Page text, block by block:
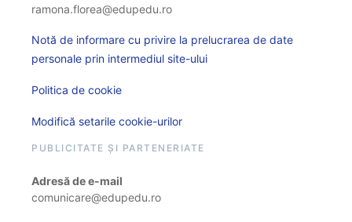
ramona.florea@edupedu.ro
Notă de informare cu privire la prelucrarea de date
personale prin intermediul site-ului
Politica de cookie
Modifică setarile cookie-urilor
PUBLICITATE ȘI PARTENERIATE
Adresă de e-mail
comunicare@edupedu.ro